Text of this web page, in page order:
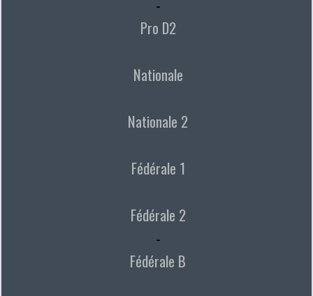
-
Pro D2
Nationale
Nationale 2
Fédérale 1
Fédérale 2
-
Fédérale B